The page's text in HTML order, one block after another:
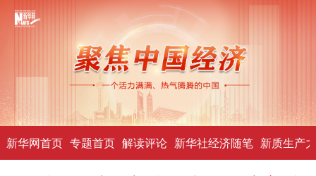
新华网首页 专题首页 解读评论 新华社经济随笔 新质生产力